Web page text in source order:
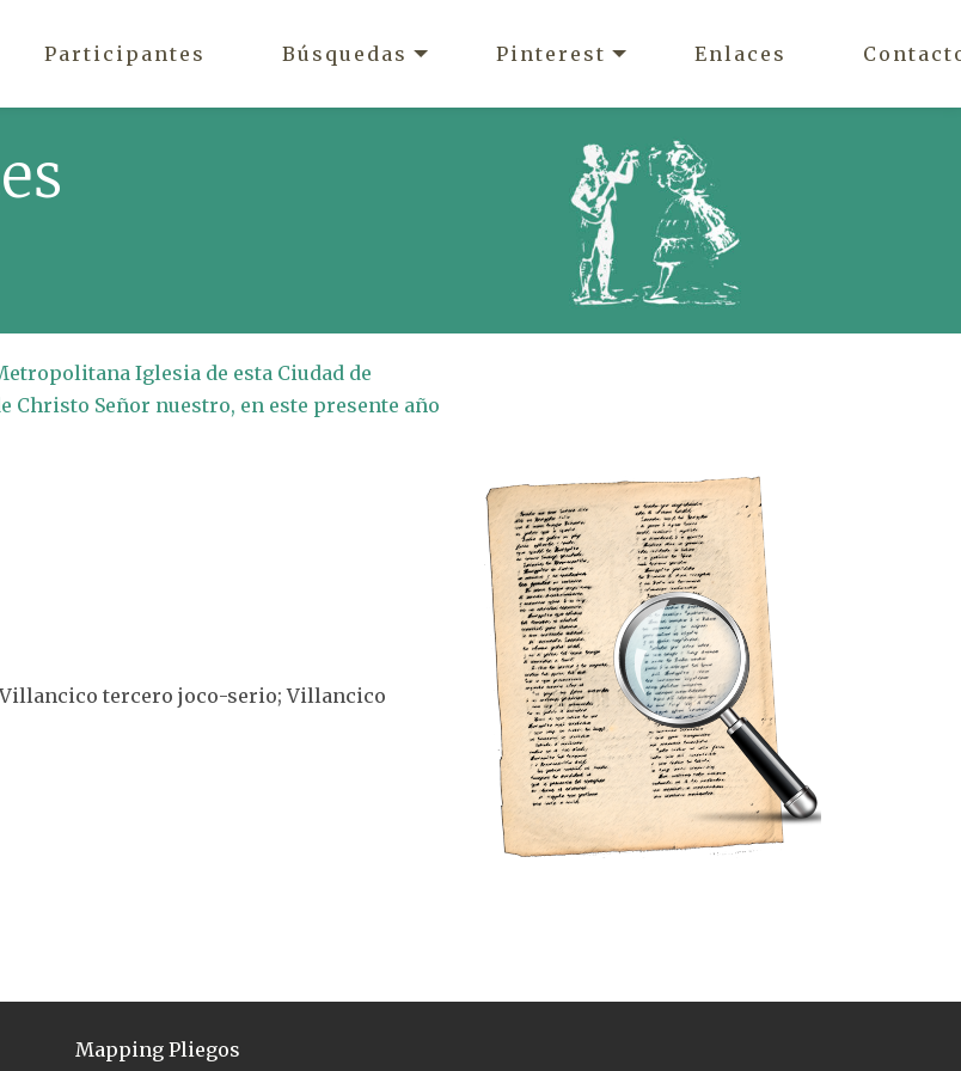
Participantes Búsquedas Pinterest Enlaces
Iglesia de esta Ciudad de
Señor nuestro, en este presente año
tercero joco-serio; Villancico
Mapping Pliegos